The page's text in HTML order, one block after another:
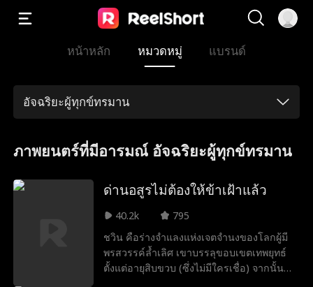
หน้าหลัก หมวดหมู่ แบรนด์
อัจฉริยะผู้ทุกข์ทรมาน
ภาพยนตร์ที่มีอารมณ์ อัจฉริยะผู้ทุกข์ทรมาน
ด่านอสูรไม่ต้องให้ข้าเฝ้าแล้ว
40.2k
795
ชวิน คือร่างจำแลงแห่งเจตจำนงของโลกผู้มี
พรสวรรค์ล้ำเลิศ เขาบรรลุขอบเขตเทพยุทธ์
ตั้งแต่อายุสิบขวบ (ซึ่งไม่มีใครเชื่อ) จากนั้น